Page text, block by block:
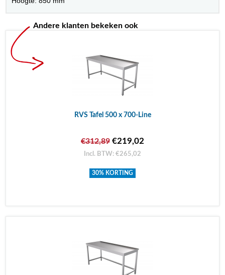
Andere klanten bekeken ook
RVS Tafel 500 x 700-Line
€312,89 €219,02
Incl. BTW: €265,02
30% KORTING